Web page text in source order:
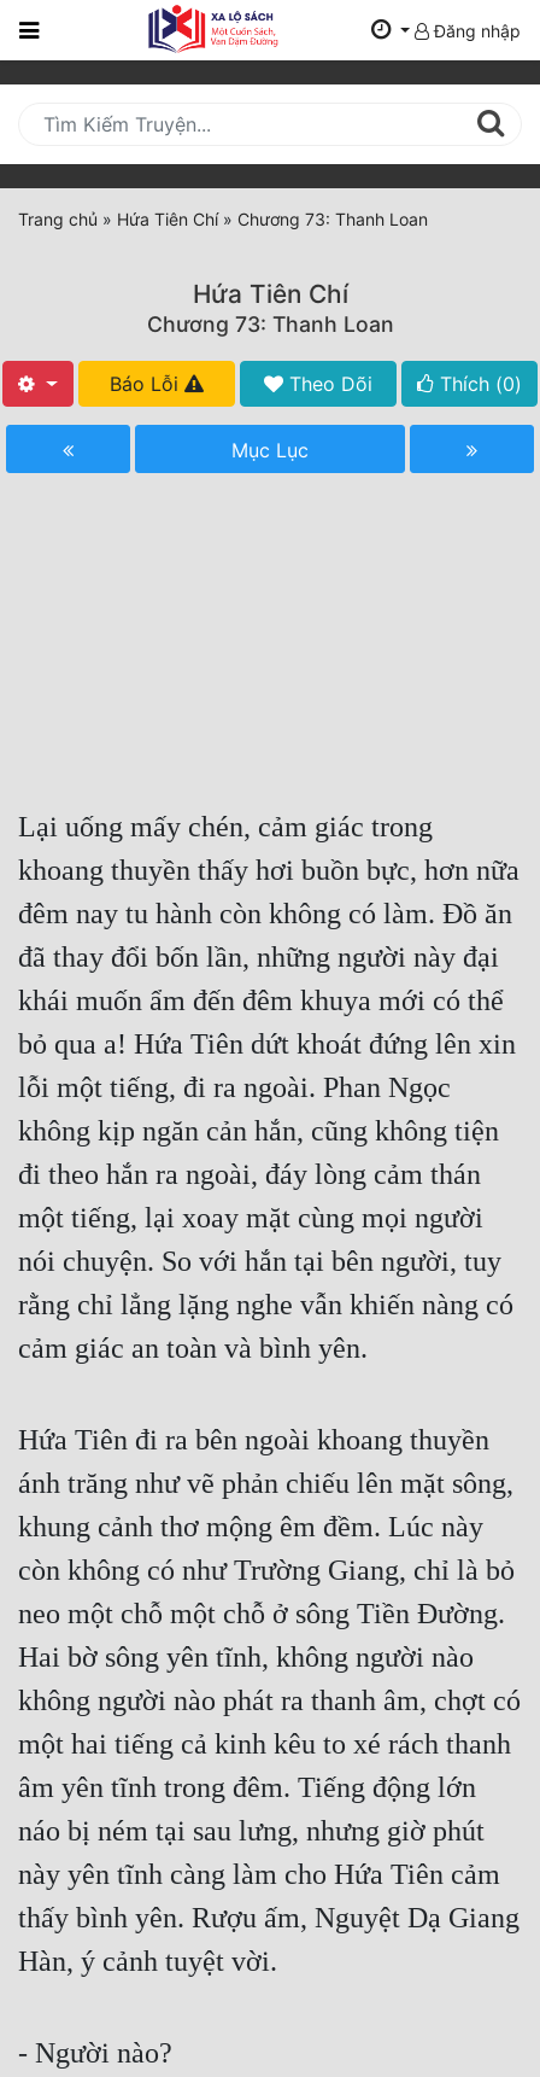
Trang
Mới
Cập
Nhật
(current)
Tất Cả
Truyện ngắn
Xa Lộ Dịch
Cung Đấu
Cạnh Kỹ
Cổ Tiên Hiệp
Cổ Đại
Du Hí
Dị Năng
Gia Đấu
Góc Nhìn Nữ
Huyền Huyễn
Huyền Nghi
Huyền Ảo
Hài Hước
Khoa Huyễn
Khoa Huyễn Không Gian
Kinh Dị
Kiếm Hiệp
Kỳ Huyễn
Linh Dị
Đăng nhập
Trang chủ » Hứa Tiên Chí» Chương 73: Thanh Loan
Hứa Tiên Chí
Chương 73: Thanh Loan
Báo Lỗi Theo Dõi Thích (0)
Mục Lục
Lại uống mấy chén, cảm giác trong
khoang thuyền thấy hơi buồn bực, hơn nữa
đêm nay tu hành còn không có làm. Đồ ăn
đã thay đổi bốn lần, những người này đại
khái muốn ẩm đến đêm khuya mới có thể
bỏ qua a! Hứa Tiên dứt khoát đứng lên xin
lỗi một tiếng, đi ra ngoài. Phan Ngọc
không kịp ngăn cản hắn, cũng không tiện
đi theo hắn ra ngoài, đáy lòng cảm thán
một tiếng, lại xoay mặt cùng mọi người
nói chuyện. So với hắn tại bên người, tuy
rằng chỉ lẳng lặng nghe vẫn khiến nàng có
cảm giác an toàn và bình yên.
Hứa Tiên đi ra bên ngoài khoang thuyền
ánh trăng như vẽ phản chiếu lên mặt sông,
khung cảnh thơ mộng êm đềm. Lúc này
còn không có như Trường Giang, chỉ là bỏ
neo một chỗ một chỗ ở sông Tiền Đường.
Hai bờ sông yên tĩnh, không người nào
không người nào phát ra thanh âm, chợt có
một hai tiếng cả kinh kêu to xé rách thanh
âm yên tĩnh trong đêm. Tiếng động lớn
náo bị ném tại sau lưng, nhưng giờ phút
này yên tĩnh càng làm cho Hứa Tiên cảm
thấy bình yên. Rượu ấm, Nguyệt Dạ Giang
Hàn, ý cảnh tuyệt vời.
- Người nào?